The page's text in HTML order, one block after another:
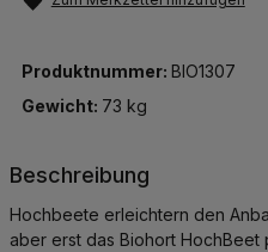
Produktnummer: BIO1307
Gewicht: 73 kg
Beschreibung
Hochbeete erleichtern den
aber erst das Biohort HochBeet